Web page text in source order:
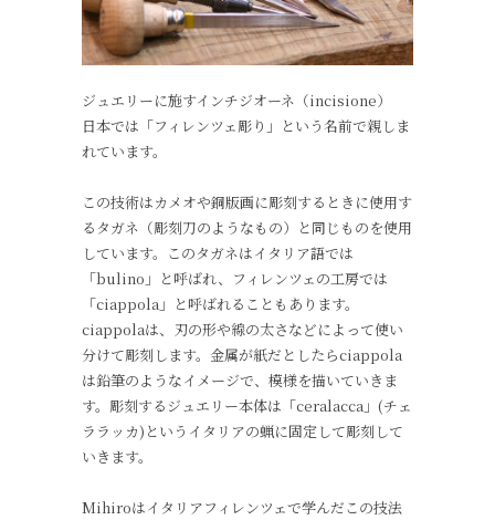
ジュエリーに施すインチジオーネ（incisione）
日本では「フィレンツェ彫り」という名前で親しま
れています。
この技術はカメオや銅版画に彫刻するときに使用す
るタガネ（彫刻刀のようなもの）と同じものを使用
しています。このタガネはイタリア語では
「bulino」と呼ばれ、フィレンツェの工房では
「ciappola」と呼ばれることもあります。
ciappolaは、刃の形や線の太さなどによって使い
分けて彫刻します。金属が紙だとしたらciappola
は鉛筆のようなイメージで、模様を描いていきま
す。彫刻するジュエリー本体は「ceralacca」(チェ
ララッカ)というイタリアの蝋に固定して彫刻して
いきます。
Mihiroはイタリアフィレンツェで学んだこの技法